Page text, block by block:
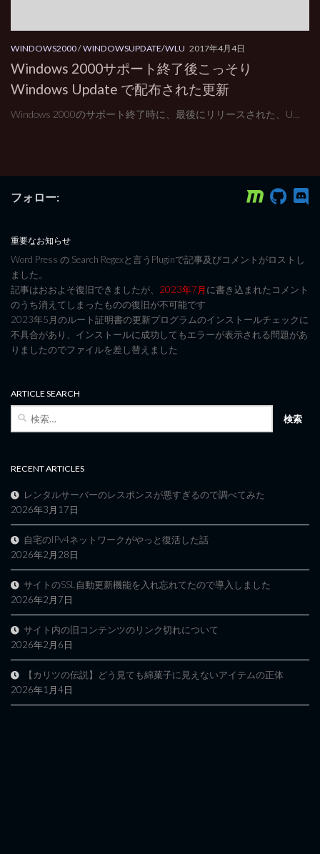
WINDOWS2000/WINDOWSUPDATE/WLU 2017年4月4日
Windows 2000サポート終了後こっそり
Windows Update で配布された更新
Windows 2000のサポート終了時に、最後にリリースされた、U...
フォロー:
重要なお知らせ
Word Press の Search Regexと言うPluginで記事及びコメントがロストし
ました。
記事はおおよそ復旧できましたが、 2023年7月に書き込まれたコメント
のうち消えてしまったものの復旧が不可能です
2023年5月のルート証明書の更新プログラムのインストールチェックに
不具合があり、インストールに成功してもエラーが表示される問題があ
りましたのでファイルを差し替えました
ARTICLE SEARCH
検
RECENT ARTICLES
レンタルサーバーのレスポンスが悪すぎるので調べてみた
2026年3月17日
自宅のIPv4ネットワークがやっと復活した話
2026年2月28日
サイトのSSL自動更新機能を入れ忘れてたので導入しました
2026年2月7日
サイト内の旧コンテンツのリンク切れについて
2026年2月6日
【カリツの伝説】どう見ても綿菓子に見えないアイテムの正体
2026年1月4日